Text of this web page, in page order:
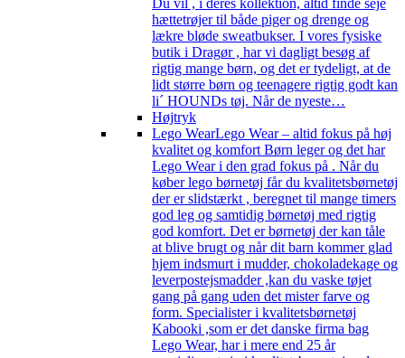
hættetrøjer til både piger og drenge og
lækre bløde sweatbukser. I vores fysiske
butik i Dragør , har vi dagligt besøg af
rigtig mange børn, og det er tydeligt, at de
lidt større børn og teenagere rigtig godt kan
li´ HOUNDs tøj. Når de nyeste…
Højtryk
Lego WearLego Wear – altid fokus på høj
kvalitet og komfort Børn leger og det har
Lego Wear i den grad fokus på . Når du
køber lego børnetøj får du kvalitetsbørnetøj
der er slidstærkt , beregnet til mange timers
god leg og samtidig børnetøj med rigtig
god komfort. Det er børnetøj der kan tåle
at blive brugt og når dit barn kommer glad
hjem indsmurt i mudder, chokoladekage og
leverpostejsmadder ,kan du vaske tøjet
gang på gang uden det mister farve og
form. Specialister i kvalitetsbørnetøj
Kabooki ,som er det danske firma bag
Lego Wear, har i mere end 25 år